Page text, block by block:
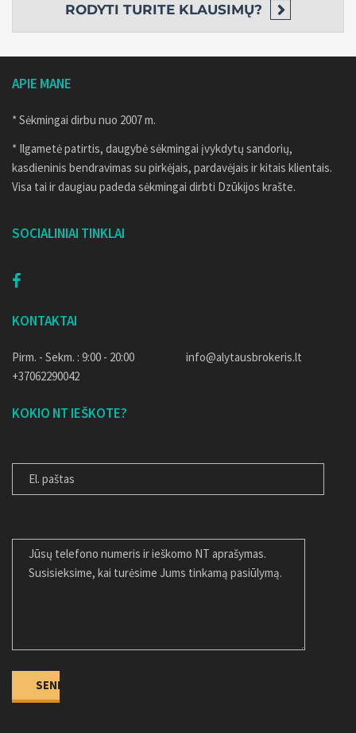
RODYTI TURITE KLAUSIMŲ?
APIE MANE
* Sėkmingai dirbu nuo 2007 m.
* Ilgametė patirtis, daugybė sėkmingai įvykdytų sandorių,
kasdieninis bendravimas su pirkėjais, pardavėjais ir kitais klientais.
Visa tai ir daugiau padeda sėkmingai dirbti Dzūkijos krašte.
SOCIALINIAI TINKLAI
KONTAKTAI
Pirm. - Sekm. : 9:00 - 20:00
+37062290042
info@alytausbrokeris.lt
KOKIO NT IEŠKOTE?